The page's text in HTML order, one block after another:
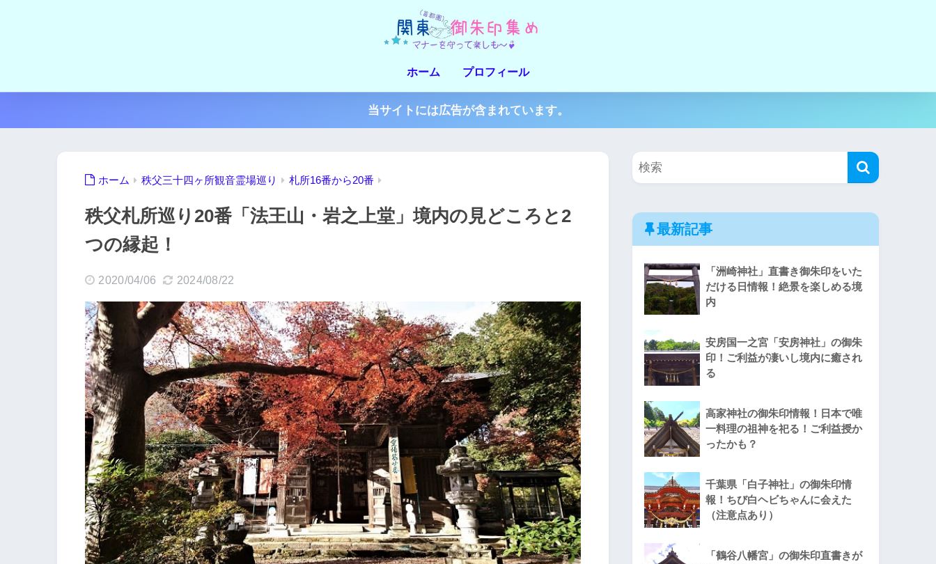
ホーム プロフィール
当サイトには広告が含まれています。
ホーム 秩父三十四ヶ所観音霊場巡り 札所16番から20番
秩父札所巡り20番「法王山・岩之上堂」境内の見どころと2
つの縁起！
2020/04/06 2024/08/22
最新記事
「洲崎神社」直書き御朱印をいた
だける日情報！絶景を楽しめる境
内
安房国一之宮「安房神社」の御朱
印！ご利益が凄いし境内に癒され
る
高家神社の御朱印情報！日本で唯
一料理の祖神を祀る！ご利益授か
ったかも？
千葉県「白子神社」の御朱印情
報！ちび白ヘビちゃんに会えた
（注意点あり）
「鶴谷八幡宮」の御朱印直書きが